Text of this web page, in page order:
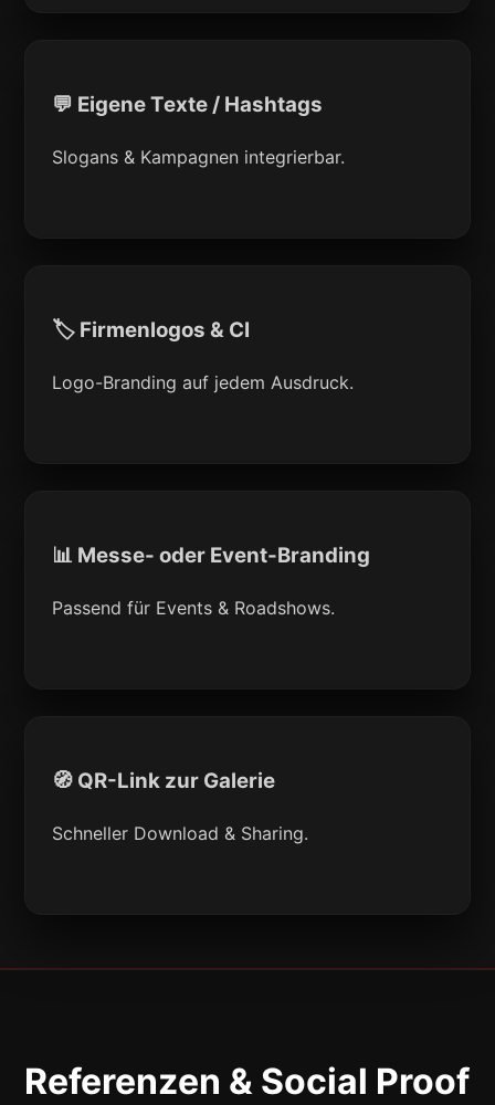
💬 Eigene Texte / Hashtags
Slogans & Kampagnen integrierbar.
🏷 Firmenlogos & CI
Logo-Branding auf jedem Ausdruck.
📊 Messe- oder Event-Branding
Passend für Events & Roadshows.
🧭 QR-Link zur Galerie
Schneller Download & Sharing.
Referenzen & Social Proof